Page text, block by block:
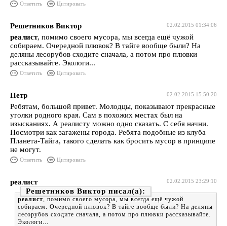
Ответить Цитировать
02.02.2015 01:34:06
Решетников Виктор
реалист, помимо своего мусора, мы всегда ещё чужой
собираем. Очередной плювок? В тайге вообще были? На
деляны лесорубов сходите сначала, а потом про плювки
рассказывайте. Экологи...
Ответить Цитировать
02.02.2015 15:50:20
Петр
Ребятам, большой привет. Молодцы, показывают прекрасные
уголки родного края. Сам в похожих местах был на
изысканиях. А реалисту можно одно сказать. С себя начни.
Посмотри как загажены города. Ребята подобные из клуба
Планета-Тайга, такого сделать как бросить мусор в принципе
не могут.
Ответить Цитировать
02.02.2015 23:29:10
реалист
Решетников Виктор
реалист, помимо своего мусора, мы всегда ещё чужой
собираем. Очередной плювок? В тайге вообще были? На деляны
лесорубов сходите сначала, а потом про плювки рассказывайте.
Экологи...